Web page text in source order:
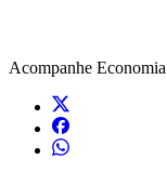
Acompanhe Economia